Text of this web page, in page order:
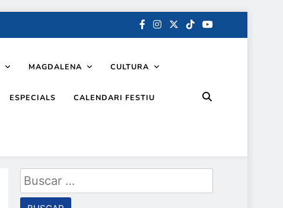
MAGDALENA CULTURA
ESPECIALS CALENDARI FESTIU
Buscar: